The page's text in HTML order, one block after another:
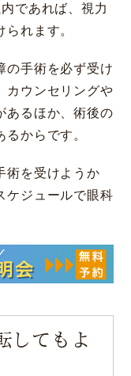
であれば、視力
れます。
の手術を必ず受け
カウンセリングや
あるほか、術後の
からです。
術を受けようか
ケジュールで眼科
してもよ